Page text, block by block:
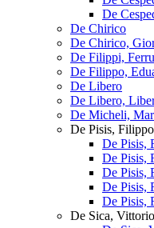
De
De Chirico
De Chirico,
De Filippi,
De Filippo,
De Libero
De Libero,
De Micheli,
De Pisis, Filippo
De Pisis,
De Pisis,
De Pisis,
De Pisis,
De Pisis,
De Sica, Vittorio